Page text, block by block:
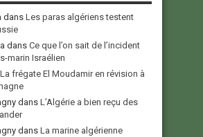
dans Les paras algériens testent
dans Ce que l’on sait de l’incident
marin Israélien
La frégate El Moudamir en révision à
dans L’Algérie a bien reçu des
dans La marine algérienne